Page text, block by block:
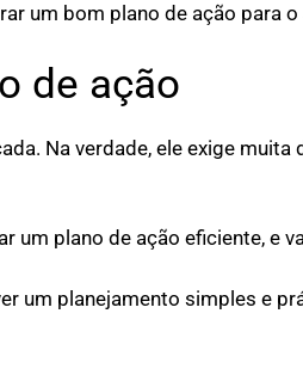
um bom plano de ação para
de ação
Na verdade, ele exige
plano de ação eficiente, e
um planejamento simples e